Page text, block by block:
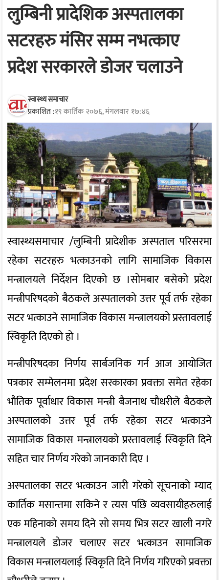
लुम्बिनी प्रादेशिक अस्पतालका
सटरहरु मंसिर सम्म नभत्काए
प्रदेश सरकारले डोजर चलाउने
स्वास्थ्य समाचार
प्रकाशित :१९ कार्तिक २०७६, मंगलवार १७:४६
स्वास्थ्यसमाचार /लुम्बिनी प्रादेशीक अस्पताल परिसरमा
रहेका सटरहरु भत्काउनको लागि सामाजिक विकास
मन्त्रालयले निर्देशन दिएको छ ।सोमबार बसेको प्रदेश
मन्त्रीपरिषदको बैठकले अस्पतालको उत्तर पूर्व तर्फ रहेका
सटर भत्काउने सामाजिक विकास मन्त्रालयको प्रस्तावलाई
स्विकृति दिएको हो ।
मन्त्रीपरिषदका निर्णय सार्बजनिक गर्न आज आयोजित
पत्रकार सम्मेलनमा प्रदेश सरकारका प्रवक्ता समेत रहेका
भौतिक पूर्वाधार विकास मन्त्री बैजनाथ चौधरीले बैठकले
अस्पतालको उत्तर पूर्व तर्फ रहेका सटर भत्काउने
सामाजिक विकास मन्त्रालयको प्रस्तावलाई स्विकृति दिने
सहित चार निर्णय गरेको जानकारी दिए ।
अस्पतालका सटर भत्काउन जारी गरेको सूचनाको म्याद
कार्तिक मसान्तमा सकिने र त्यस पछि व्यवसायीहरुलाई
एक महिनाको समय दिने सो समय भित्र सटर खाली नगरे
मन्त्रालयले डोजर चलाएर सटर भत्काउन सामाजिक
विकास मन्त्रालयलाई स्विकृति दिने निर्णय गरिएको प्रवक्ता